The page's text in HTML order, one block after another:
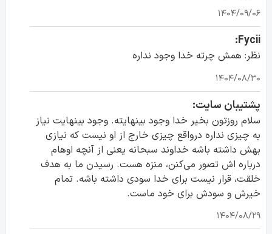
۱۴۰۴/۰۹/۰۶
Fycii:
نظر: همش چرته خدا وجود نداره
۱۴۰۴/۰۸/۳۰
پشتیبان سایت:
سلام روزتون بخیر خدا وجود بینهایته. وجود بینهایت نیاز
به چیزی نداره درواقع چیزی خارج از او نیست که نیازی
بهش داشته باشه خداوند سبحانه یعنی از آنچه اوهام
درباره اش تصور می‌کنن، منزه هست. رسیدن ما به هدف
خلقت، قرار نیست برای خدا سودی داشته باشه. تمام
خیرش و سودش برای خود ماست.
۱۴۰۴/۰۸/۲۹